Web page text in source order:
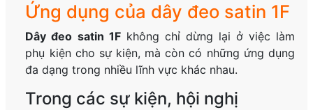
Ứng dụng của dây đeo satin 1F
Dây đeo satin 1Fkhông chỉ dừng lại ở việc làm
phụ kiện cho sự kiện, mà còn có những ứng dụng
đa dạng trong nhiều lĩnh vực khác nhau.
Trong các sự kiện, hội nghị